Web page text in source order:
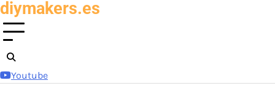
Skip
to
content
diymakers.es
Youtube